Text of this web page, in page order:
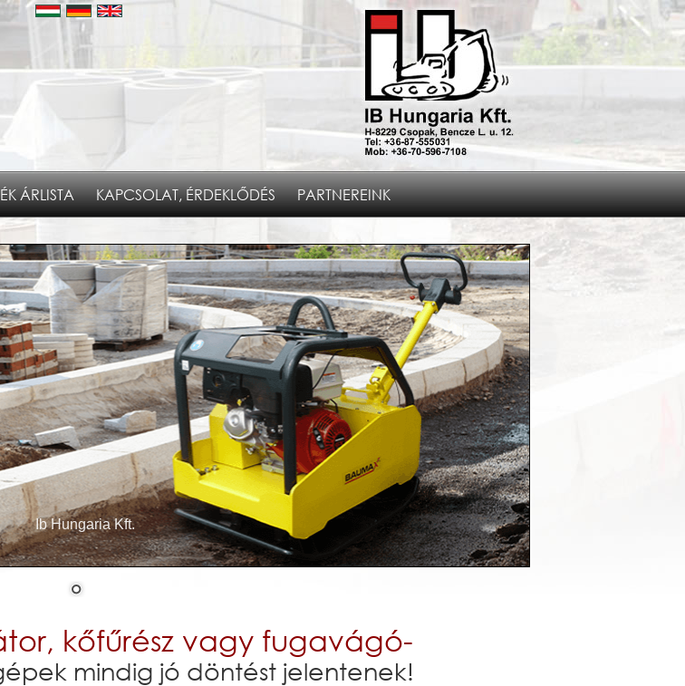
ÁRLISTA KAPCSOLAT, ÉRDEKLŐDÉS PARTNEREINK
Ib Hungaria Kft.
kőfűrész vagy fugavágó-
mindig jó döntést jelentenek!